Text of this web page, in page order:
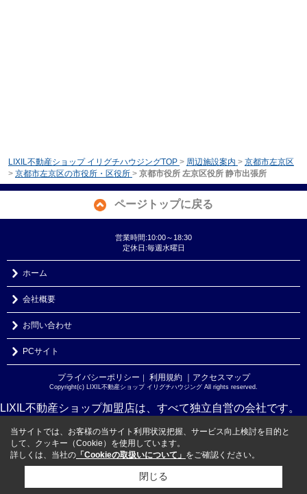
LIXIL不動産ショップ イリグチハウジングTOP > 周辺施設案内 > 京都市左京区
> 京都市左京区の市役所・区役所 > 京都市役所 左京区役所 静市出張所
ページトップに戻る
営業時間:10:00～18:30
定休日:毎週水曜日
ホーム
会社概要
お問い合わせ
PCサイト
プライバシーポリシー ｜ 利用規約 ｜アクセスマップ
Copyright(c) LIXIL不動産ショップ イリグチハウジング All rights reserved.
LIXIL不動産ショップ加盟店は、すべて独立自営の会社です。
当サイトでは、お客様の当サイト利用状況把握、サービス向上検討を目的と
して、クッキー（Cookie）を使用しています。
詳しくは、当社の 「Cookieの取扱いについて」 をご確認ください。
閉じる